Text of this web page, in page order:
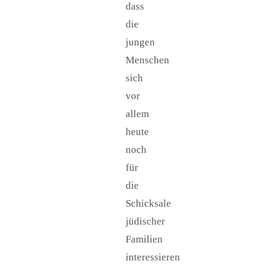
dass
die
jungen
Menschen
sich
vor
allem
heute
noch
für
die
Schicksale
jüdischer
Familien
interessieren